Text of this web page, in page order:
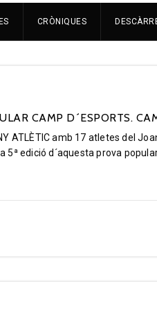
CRÒNIQUES
CAMP D´ESPORTS.
ATLÈTIC amb 17 atletes del
5ª edició d´aquesta prova